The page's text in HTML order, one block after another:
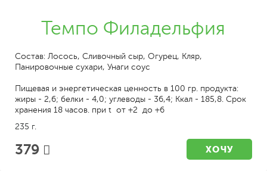
Темпо Филадельфия
Состав: Лосось, Сливочный сыр, Огурец, Кляр,
Панировочные сухари, Унаги соус
Пищевая и энергетическая ценность в 100 гр. продукта:
жиры - 2,6; белки - 4,0; углеводы - 36,4; Ккал - 185,8. Срок
хранения 18 часов. при t от +2 до +6
235 г.
379 ХОЧУ